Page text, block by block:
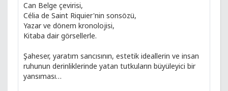
Can Belge çevirisi,
Célia de Saint Riquier'nin sonsözü,
Yazar ve dönem kronolojisi,
Kitaba dair görsellerle.
Şaheser, yaratım sancısının, estetik ideallerin ve insan
ruhunun derinliklerinde yatan tutkuların büyüleyici bir
yansıması…